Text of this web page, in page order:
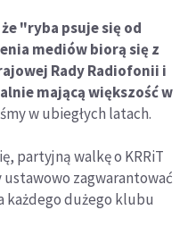
"ryba psuje się od
mediów biorą się z
Rady Radiofonii i
mającą większość w
w ubiegłych latach.
partyjną walkę o KRRiT
zagwarantować
każdego dużego klubu